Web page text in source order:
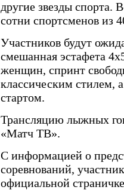
другие звезды спорта.
сотни спортсменов из
Участников будут
смешанная эстафета
женщин, спринт
классическим стилем,
стартом.
Трансляцию лыжных
«Матч ТВ».
С информацией о
соревнований,
официальной